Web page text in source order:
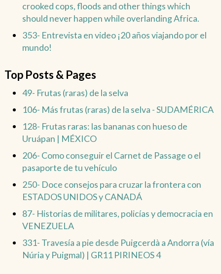
crooked cops, floods and other things which
should never happen while overlanding Africa.
353- Entrevista en video ¡20 años viajando por el
mundo!
Top Posts & Pages
49- Frutas (raras) de la selva
106- Más frutas (raras) de la selva - SUDAMÉRICA
128- Frutas raras: las bananas con hueso de
Uruápan | MÉXICO
206- Como conseguir el Carnet de Passage o el
pasaporte de tu vehículo
250- Doce consejos para cruzar la frontera con
ESTADOS UNIDOS y CANADÁ
87- Historias de militares, policías y democracia en
VENEZUELA
331- Travesía a pie desde Puigcerdà a Andorra (vía
Núria y Puigmal) | GR11 PIRINEOS 4